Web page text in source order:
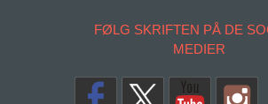
Vestjava lukkede
Purwakarta
bygning i Cigelam landsby, fordi
ikke havde en byggetilladelse.
FØLG SKRIFTEN PÅ DE
MEDIER